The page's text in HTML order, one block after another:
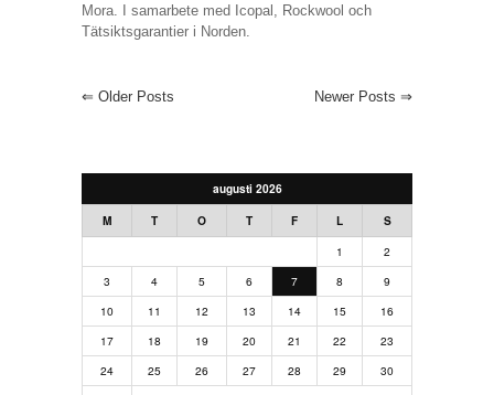
Mora. I samarbete med Icopal, Rockwool och
Tätsiktsgarantier i Norden.
⇐ Older Posts Newer Posts ⇒
augusti 2026
M T O T F L S
1
2
3
4 5 6 7 8
9
10
11 12 13 14 15
16
17
18 19 20 21 22
23
24
25 26 27 28 29
30